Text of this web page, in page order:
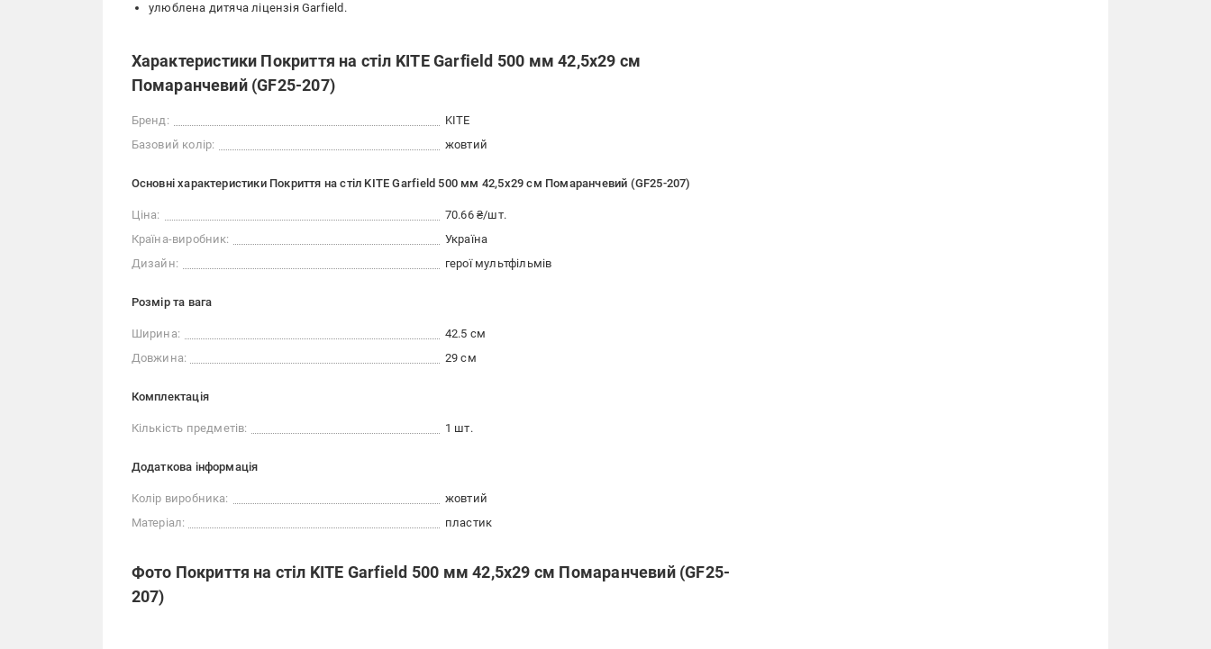
улюблена дитяча ліцензія Garfield.
Характеристики Покриття на стіл KITE Garfield 500 мм 42,5х29 см
Помаранчевий (GF25-207)
Бренд:
KITE
Базовий колір:
жовтий
Основні характеристики Покриття на стіл KITE Garfield 500 мм 42,5х29 см Помаранчевий (GF25-207)
Ціна:
70.66 ₴/шт.
Країна-виробник:
Україна
Дизайн:
герої мультфільмів
Розмір та вага
Ширина:
42.5 см
Довжина:
29 см
Комплектація
Кількість предметів: 1 шт.
Додаткова інформація
Колір виробника:
жовтий
Матеріал:
пластик
Фото Покриття на стіл KITE Garfield 500 мм 42,5х29 см Помаранчевий (GF25-
207)